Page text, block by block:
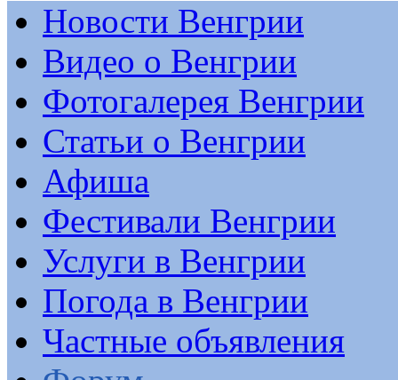
Новости Венгрии
Видео о Венгрии
Фотогалерея Венгрии
Статьи о Венгрии
Афиша
Фестивали Венгрии
Услуги в Венгрии
Погода в Венгрии
Частные объявления